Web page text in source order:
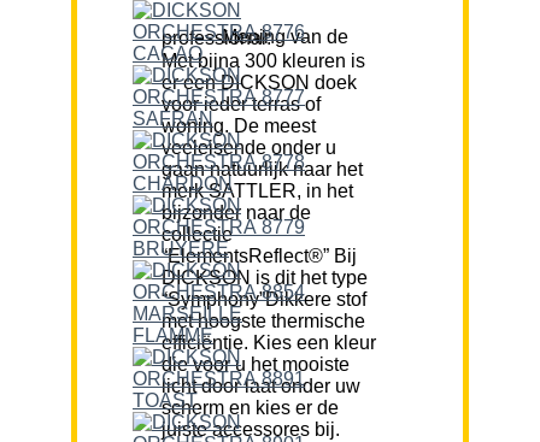
Mening van de professional:
Met bijna 300 kleuren is
er een DICKSON doek
voor ieder terras of
woning. De meest
veeleisende onder u
gaan natuurlijk naar het
merk SATTLER, in het
bijzonder naar de
collectie
“ElementsReflect®” Bij
DICKSON is dit het type
“Symphony”Dikkere stof
met hoogste thermische
efficiëntie. Kies een kleur
die voor u het mooiste
licht door laat onder uw
scherm en kies er de
juiste accessores bij.